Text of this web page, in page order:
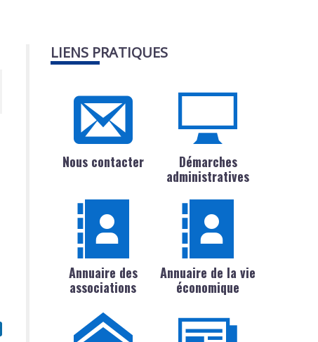
LIENS PRATIQUES
Nous contacter
Démarches
administratives
Annuaire des
associations
Annuaire de la vie
économique